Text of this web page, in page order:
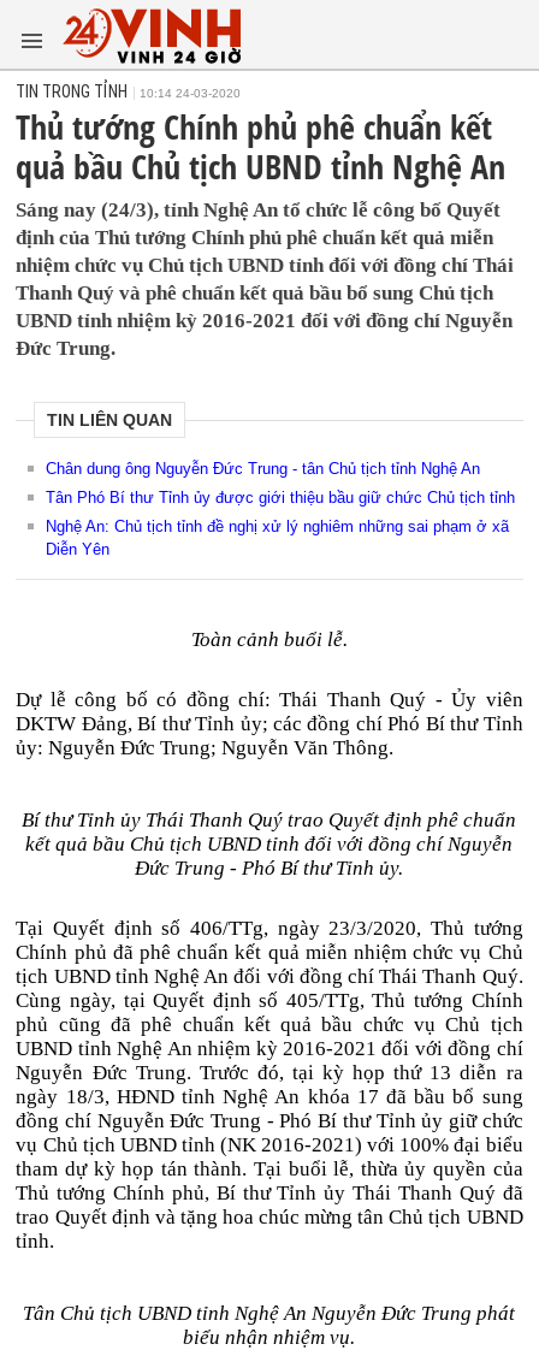
TIN TRONG TỈNH 10:14 24-03-2020
Thủ tướng Chính phủ phê chuẩn kết
quả bầu Chủ tịch UBND tỉnh Nghệ An
Sáng nay (24/3), tỉnh Nghệ An tổ chức lễ công bố Quyết
định của Thủ tướng Chính phủ phê chuẩn kết quả miễn
nhiệm chức vụ Chủ tịch UBND tỉnh đối với đồng chí Thái
Thanh Quý và phê chuẩn kết quả bầu bổ sung Chủ tịch
UBND tỉnh nhiệm kỳ 2016-2021 đối với đồng chí Nguyễn
Đức Trung.
TIN LIÊN QUAN
Chân dung ông Nguyễn Đức Trung - tân Chủ tịch tỉnh Nghệ An
Tân Phó Bí thư Tỉnh ủy được giới thiệu bầu giữ chức Chủ tịch tỉnh
Nghệ An: Chủ tịch tỉnh đề nghị xử lý nghiêm những sai phạm ở xã
Diễn Yên
Toàn cảnh buổi lễ.
Dự lễ công bố có đồng chí: Thái Thanh Quý - Ủy viên
DKTW Đảng, Bí thư Tỉnh ủy; các đồng chí Phó Bí thư Tỉnh
ủy: Nguyễn Đức Trung; Nguyễn Văn Thông.
Bí thư Tỉnh ủy Thái Thanh Quý trao Quyết định phê chuẩn
kết quả bầu Chủ tịch UBND tỉnh đối với đồng chí Nguyễn
Đức Trung - Phó Bí thư Tỉnh ủy.
Tại Quyết định số 406/TTg, ngày 23/3/2020, Thủ tướng
Chính phủ đã phê chuẩn kết quả miễn nhiệm chức vụ Chủ
tịch UBND tỉnh Nghệ An đối với đồng chí Thái Thanh Quý.
Cùng ngày, tại Quyết định số 405/TTg, Thủ tướng Chính
phủ cũng đã phê chuẩn kết quả bầu chức vụ Chủ tịch
UBND tỉnh Nghệ An nhiệm kỳ 2016-2021 đối với đồng chí
Nguyễn Đức Trung. Trước đó, tại kỳ họp thứ 13 diễn ra
ngày 18/3, HĐND tỉnh Nghệ An khóa 17 đã bầu bổ sung
đồng chí Nguyễn Đức Trung - Phó Bí thư Tỉnh ủy giữ chức
vụ Chủ tịch UBND tỉnh (NK 2016-2021) với 100% đại biểu
tham dự kỳ họp tán thành. Tại buổi lễ, thừa ủy quyền của
Thủ tướng Chính phủ, Bí thư Tỉnh ủy Thái Thanh Quý đã
trao Quyết định và tặng hoa chúc mừng tân Chủ tịch UBND
tỉnh.
Tân Chủ tịch UBND tỉnh Nghệ An Nguyễn Đức Trung phát
biểu nhận nhiệm vụ.